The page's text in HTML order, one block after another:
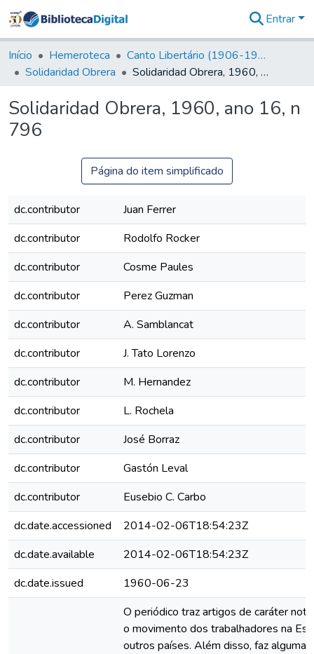
&
Coleções
Tudo na
Digital
Entrar
Início Hemeroteca
Canto Libertário (1906-1995)
Solidaridad Obrera
Solidaridad Obrera, 1960, ano 16, n 796
Solidaridad Obrera, 1960, ano 16, n
796
Página do item simplificado
dc.contributor
Juan Ferrer
dc.contributor
Rodolfo Rocker
dc.contributor
Cosme Paules
dc.contributor
Perez Guzman
dc.contributor
A. Samblancat
dc.contributor
J. Tato Lorenzo
dc.contributor
M. Hernandez
dc.contributor
L. Rochela
dc.contributor
José Borraz
dc.contributor
Gastón Leval
dc.contributor
Eusebio C. Carbo
dc.date.accessioned
2014-02-06T18:54:23Z
dc.date.available
2014-02-06T18:54:23Z
dc.date.issued
1960-06-23
O periódico traz artigos de caráter
o movimento dos trabalhadores na
outros países. Além disso, faz